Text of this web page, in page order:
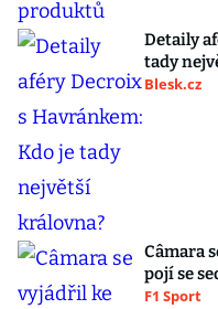
Detaily
tady
Blesk.cz
Câmara
pojí se
F1 Sport